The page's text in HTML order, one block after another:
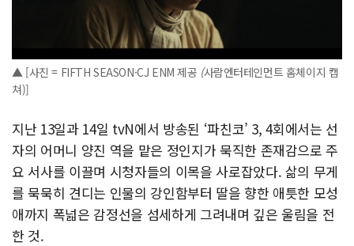
▲ [사진 = FIFTH SEASON·CJ ENM 제공 (사람엔터테인먼트 홈체이지 캡
쳐)]
지난 13일과 14일 tvN에서 방송된 ‘파친코’ 3, 4회에서는 선
자의 어머니 양진 역을 맡은 정인지가 묵직한 존재감으로 주
요 서사를 이끌며 시청자들의 이목을 사로잡았다. 삶의 무게
를 묵묵히 견디는 인물의 강인함부터 딸을 향한 애틋한 모성
애까지 폭넓은 감정선을 섬세하게 그려내며 깊은 울림을 전
한 것.